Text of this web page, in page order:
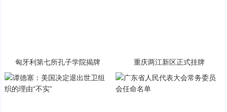
匈牙利第七所孔子学院揭牌 重庆两江新区正式挂牌